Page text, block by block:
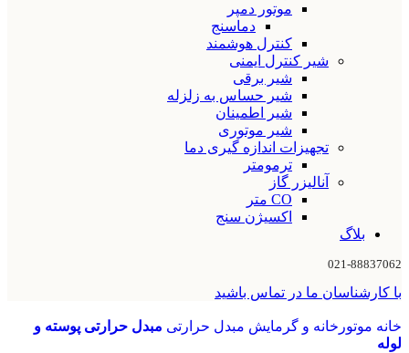
موتور دمپر
دماسنج
کنترل هوشمند
شیر کنترل ایمنی
شیر برقی
شیر حساس به زلزله
شیر اطمینان
شیر موتوری
تجهیزات اندازه گیری دما
ترمومتر
آنالیزر گاز
CO متر
اکسیژن سنج
بلاگ
021-88837062
با کارشناسان ما در تماس باشید
خانه موتورخانه و گرمایش مبدل حرارتی مبدل حرارتی پوسته و
لوله